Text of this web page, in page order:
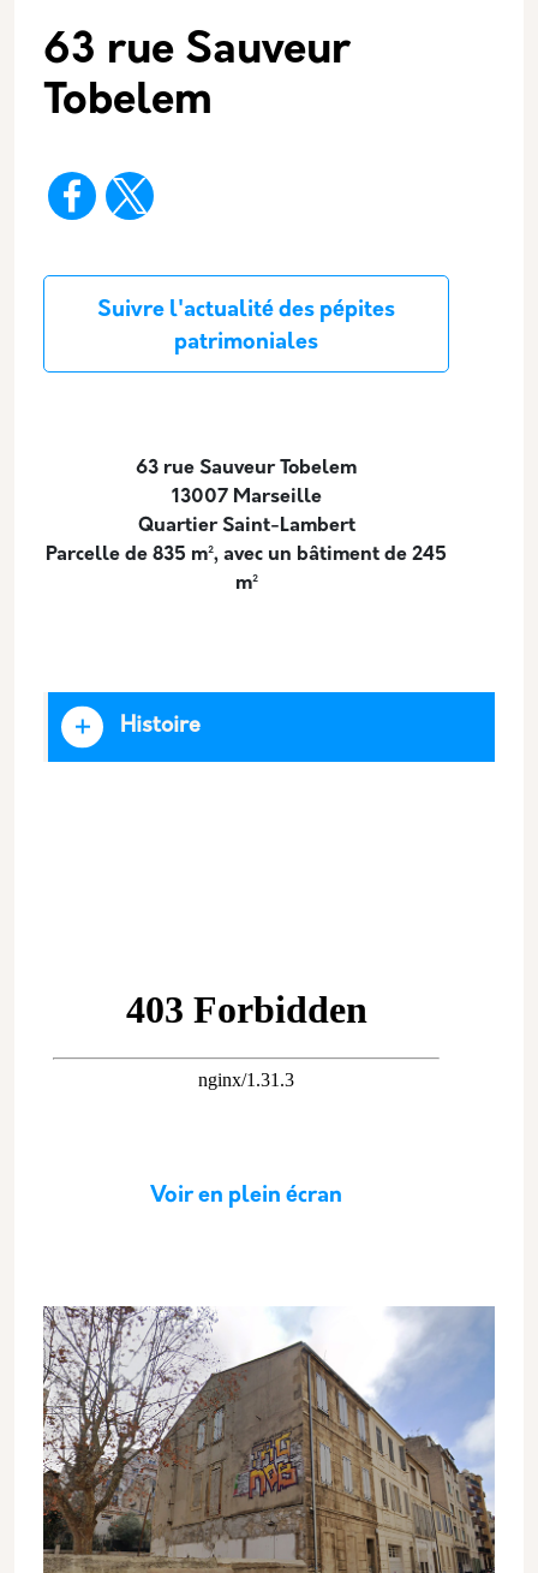
63 rue Sauveur
Tobelem
Description
Suivre l'actualité des pépites
patrimoniales
63 rue Sauveur Tobelem
13007 Marseille
Quartier Saint-Lambert
Parcelle de 835 m², avec un bâtiment de 245
m²
Histoire
Voir en plein écran